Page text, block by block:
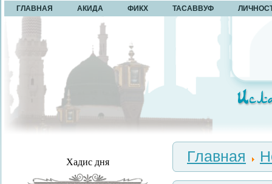
ГЛАВНАЯ АКИДА ФИКХ ТАСАВВУФ
Хадис дня Главная